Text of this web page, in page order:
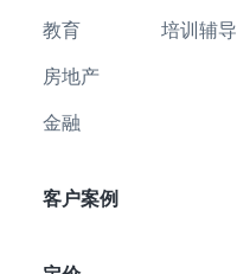
教育
房地产
金融
培训辅导
客户案例